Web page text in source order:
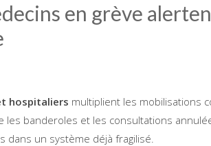
en grève
hospitaliers multiplient les mobilisations
banderoles et les consultations
un système déjà fragilisé.